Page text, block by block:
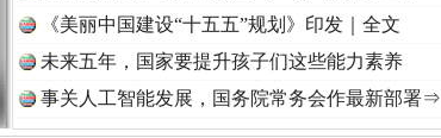
纪律..·[视频]牢记初心使命 奋进复兴征程丨“转折之城”激荡..·[视频]
《美丽中国建设“十五五”规划》印发｜全文
未来五年，国家要提升孩子们这些能力素养
事关人工智能发展，国务院常务会作最新部署⇒